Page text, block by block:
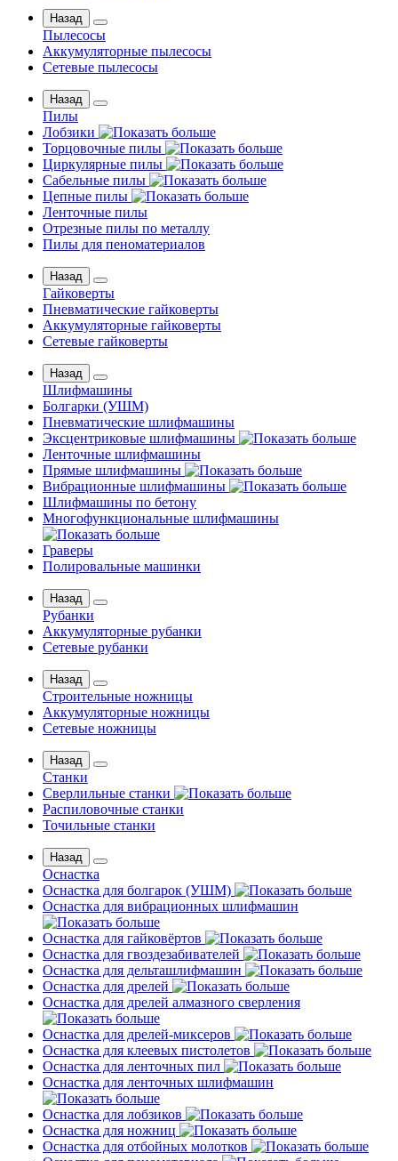
Назад
Пылесосы
Аккумуляторные пылесосы
Сетевые пылесосы
Назад
Пилы
Лобзики
Торцовочные пилы
Циркулярные пилы
Сабельные пилы
Цепные пилы
Ленточные пилы
Отрезные пилы по металлу
Пилы для пеноматериалов
Назад
Гайковерты
Пневматические гайковерты
Аккумуляторные гайковерты
Сетевые гайковерты
Назад
Шлифмашины
Бoлгаpки (УШM)
Пневматические шлифмашины
Эксцентриковые шлифмашины
Ленточные шлифмашины
Прямые шлифмашины
Вибрационные шлифмашины
Шлифмашины по бетону
Многофункциональные шлифмашины
Граверы
Полировальные машинки
Назад
Рубанки
Аккумуляторные рубанки
Сетевые рубанки
Назад
Строительные ножницы
Аккумуляторные ножницы
Сетевые ножницы
Назад
Станки
Сверлильные станки
Распиловочные станки
Точильные станки
Назад
Оснастка
Оснастка для болгарок (УШМ)
Оснастка для вибрационных шлифмашин
Оснастка для гайковёртов
Оснастка для гвоздезабивателей
Оснастка для дельташлифмашин
Оснастка для дрелей
Оснастка для дрелей алмазного сверления
Оснастка для дрелей-миксеров
Оснастка для клеевых пистолетов
Оснастка для ленточных пил
Оснастка для ленточных шлифмашин
Оснастка для лобзиков
Оснастка для ножниц
Оснастка для отбойных молотков